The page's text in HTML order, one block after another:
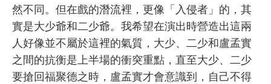
然不同。但在戲的潛流裡，更像「入侵者」的，其
實是大少爺和二少爺。我希望在演出時營造出這兩
人好像並不屬於這裡的氣質，大少、二少和盧孟實
之間的抗衡是上半場的衝突重點，直至大少、二少
要搶回福聚德之時，盧孟實才會意識到，自己不得